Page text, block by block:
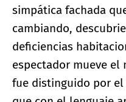
simpática fachada
cambiando,
deficiencias
espectador mueve el
fue distinguido por el